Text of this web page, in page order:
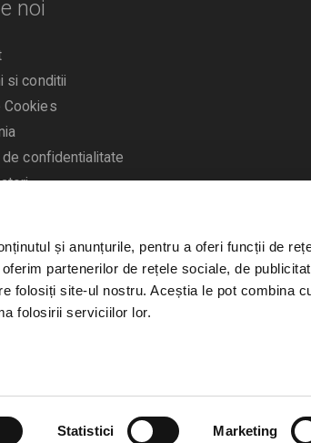
și anunțurile, pentru a oferi funcții de
partenerilor de rețele sociale, de
folosiți site-ul nostru. Aceștia le pot combina
folosirii serviciilor lor.
Statistici Marketing
noi
si conditii
Cookies
de confidentialitate